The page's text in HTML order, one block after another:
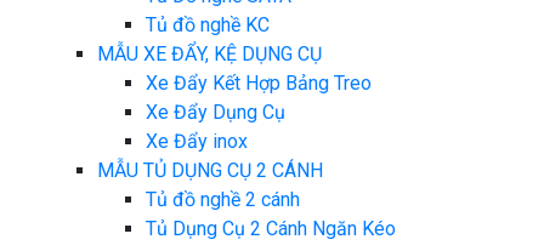
Tủ đồ nghề KC
MẪU XE ĐẨY, KỆ DỤNG CỤ
Xe Đẩy Kết Hợp Bảng Treo
Xe Đẩy Dụng Cụ
Xe Đẩy inox
MẪU TỦ DỤNG CỤ 2 CÁNH
Tủ đồ nghề 2 cánh
Tủ Dụng Cụ 2 Cánh Ngăn Kéo